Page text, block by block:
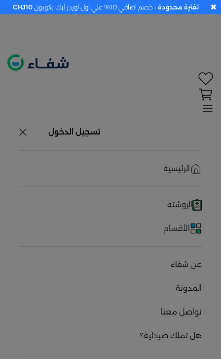
تسجيل الدخول
الرئيسية
الروشتة
الأقسام
عن شفاء
المدونة
تواصل معنا
هل تملك صيدلية؟
لفترة محدودة : خصم اضافي 10% علي اول اوردر ليك بكوبون CHJ10 ✖